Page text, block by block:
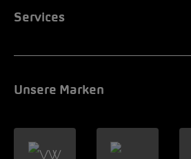
Services
Unsere Marken